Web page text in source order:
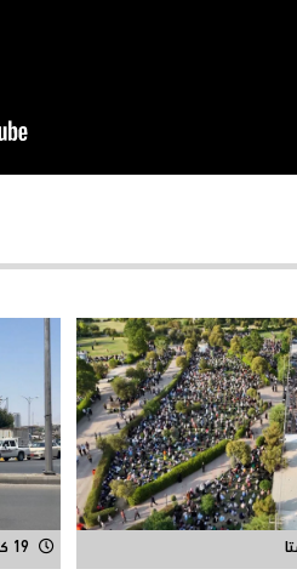
19 کاتژمێر پێش ئێستا